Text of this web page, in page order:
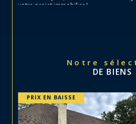
votre projet immobilier !
Notre
DE BIENS
PRIX EN BAISSE